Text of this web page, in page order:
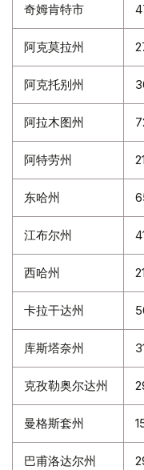
奇姆肯特市
阿克莫拉州
阿克托别州
阿拉木图州
阿特劳州
东哈州
江布尔州
西哈州
卡拉干达州
库斯塔奈州
克孜勒奥尔达州
曼格斯套州
巴甫洛达尔州